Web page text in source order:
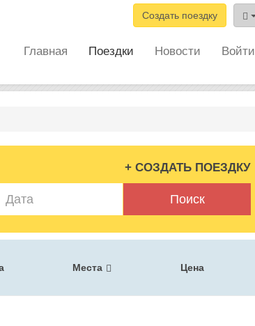
Создать поездку
Главная Поездки Новости Войти
+ СОЗДАТЬ ПОЕЗДКУ
Поиск
Места Цена